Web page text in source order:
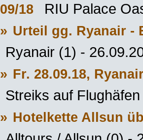
09/18
RIU Palace
» Urteil gg. Ryanair -
Ryanair (1) -
» Fr. 28.09.18,
Streiks auf
» Hotelkette Allsun